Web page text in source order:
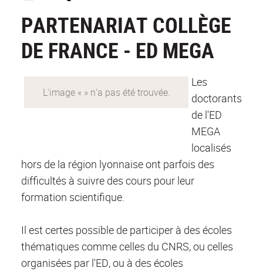
PARTENARIAT COLLÈGE
DE FRANCE - ED MEGA
Les
doctorants
de l'ED
MEGA
localisés
hors de la région lyonnaise ont parfois des
difficultés à suivre des cours pour leur
formation scientifique.
Il est certes possible de participer à des écoles
thématiques comme celles du CNRS, ou celles
organisées par l'ED, ou à des écoles